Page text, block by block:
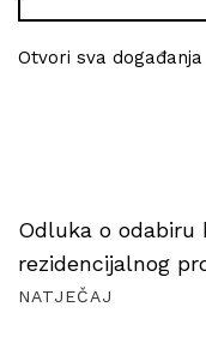
Otvori sva događanja
Odluka o
rezidencijalnog
NATJEČAJ